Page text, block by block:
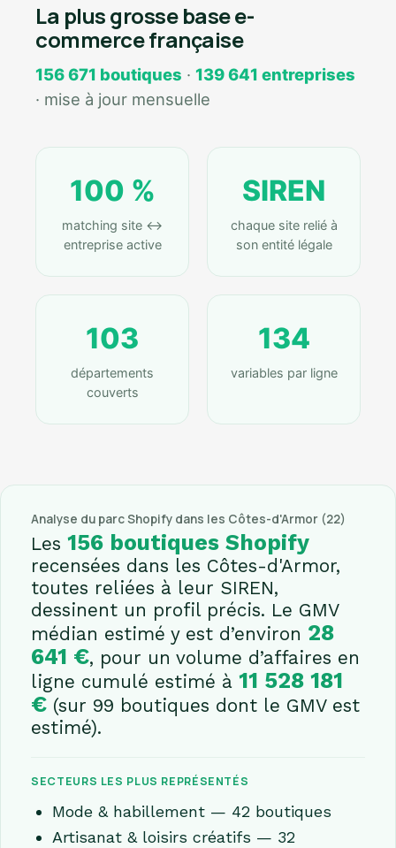
La plus grosse base e-
commerce française
156 671 boutiques · 139 641 entreprises
· mise à jour mensuelle
100 %
matching site ↔
entreprise active
SIREN
chaque site relié à
son entité légale
103
départements
couverts
134
variables par ligne
Analyse du parc Shopify dans les Côtes-d'Armor (22)
Les156 boutiques Shopify
recensées dans les Côtes-d'Armor,
toutes reliées à leur SIREN,
dessinent un profil précis. Le GMV
médian estimé y est d’environ 28
641 €, pour un volume d’affaires en
ligne cumulé estimé à11 528 181
€ (sur 99 boutiques dont le GMV est
estimé).
SECTEURS LES PLUS REPRÉSENTÉS
Mode & habillement — 42 boutiques
Artisanat & loisirs créatifs — 32